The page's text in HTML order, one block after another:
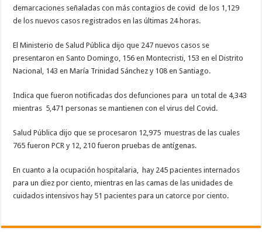
demarcaciones señaladas con más contagios de covid de los 1,129
de los nuevos casos registrados en las últimas 24 horas.
El Ministerio de Salud Pública dijo que 247 nuevos casos se
presentaron en Santo Domingo, 156 en Montecristi, 153 en el Distrito
Nacional, 143 en María Trinidad Sánchez y 108 en Santiago.
Indica que fueron notificadas dos defunciones para un total de 4,343
mientras 5,471 personas se mantienen con el virus del Covid.
Salud Pública dijo que se procesaron 12,975 muestras de las cuales
765 fueron PCR y 12, 210 fueron pruebas de antígenas.
En cuanto a la ocupación hospitalaria, hay 245 pacientes internados
para un diez por ciento, mientras en las camas de las unidades de
cuidados intensivos hay 51 pacientes para un catorce por ciento.